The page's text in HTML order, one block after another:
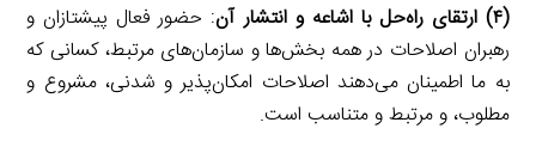
(۴) ارتقای راه‌حل با اشاعه و انتشار آن
: حضور فعال پیشتازان و
رهبران اصلاحات در همه بخش‌ها و سازمان‌های مرتبط، کسانی که
به ما اطمینان می‌دهند اصلاحات امکان‌پذیر و شدنی، مشروع و
مطلوب، و مرتبط و متناسب است.